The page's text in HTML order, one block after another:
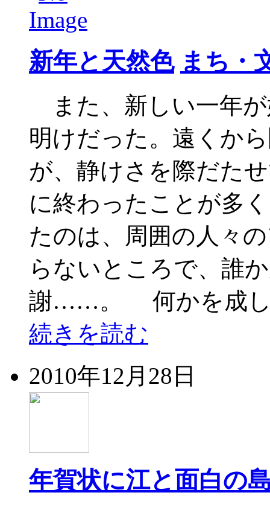
新年と天然色 まち・
また、新しい一年
明けだった。遠くか
が、静けさを際だた
に終わったことが多
たのは、周囲の人々
らないところで、誰
謝……。 何かを成し
続きを読む
2010年12月28日
年賀状に江と面白の